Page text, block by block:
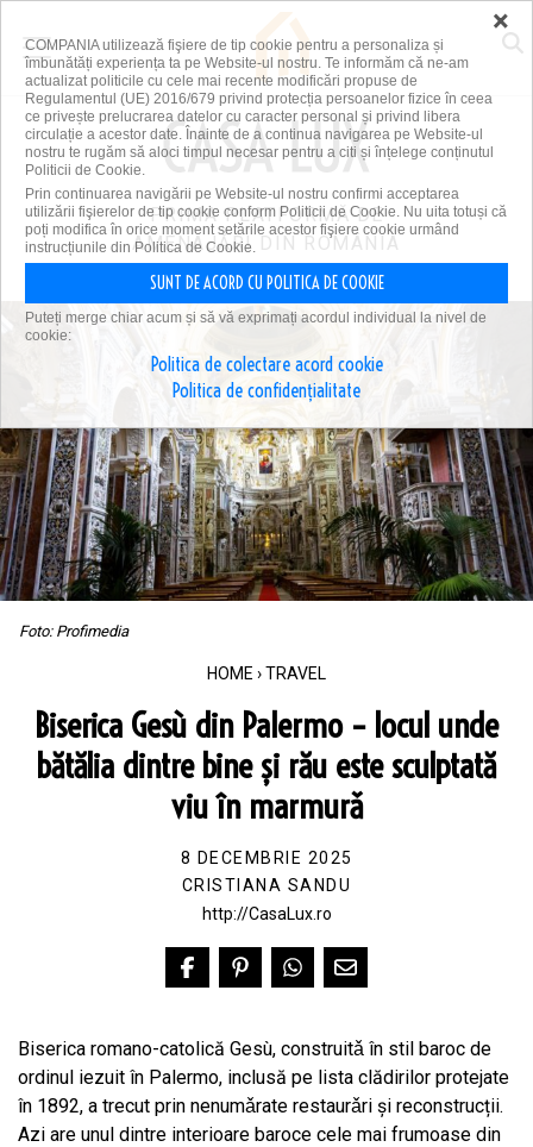
PRIMA PLATFORMĂ DE
AMENAJĂRI DIN ROMÂNIA
Foto: Profimedia
HOME ›TRAVEL
Biserica Gesù din Palermo – locul unde
bătălia dintre bine și rău este sculptată
viu în marmurǎ
8 DECEMBRIE 2025
CRISTIANA SANDU
http://CasaLux.ro
Biserica romano-catolică Gesù, construitǎ în stil baroc de
ordinul iezuit în Palermo, inclusă pe lista clădirilor protejate
în 1892, a trecut prin nenumǎrate restaurǎri şi reconstrucții.
Azi are unul dintre interioare baroce cele mai frumoase din
×
COMPANIA utilizează fişiere de tip cookie pentru a personaliza și
îmbunătăți experiența ta pe Website-ul nostru. Te informăm că ne-am
actualizat politicile cu cele mai recente modificări propuse de
Regulamentul (UE) 2016/679 privind protecția persoanelor fizice în ceea
ce privește prelucrarea datelor cu caracter personal și privind libera
circulație a acestor date. Înainte de a continua navigarea pe Website-ul
nostru te rugăm să aloci timpul necesar pentru a citi și înțelege conținutul
Politicii de Cookie.
Prin continuarea navigării pe Website-ul nostru confirmi acceptarea
utilizării fişierelor de tip cookie conform Politicii de Cookie. Nu uita totuși că
poți modifica în orice moment setările acestor fişiere cookie urmând
instrucțiunile din Politica de Cookie.
SUNT DE ACORD CU POLITICA DE COOKIE
Puteți merge chiar acum și să vă exprimați acordul individual la nivel de
cookie:
Politica de colectare acord cookie
Politica de confidențialitate